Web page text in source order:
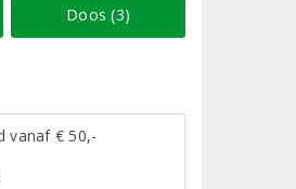
Doos (3)
vanaf € 50,-